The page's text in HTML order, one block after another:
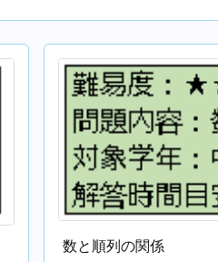
数と順列の関係